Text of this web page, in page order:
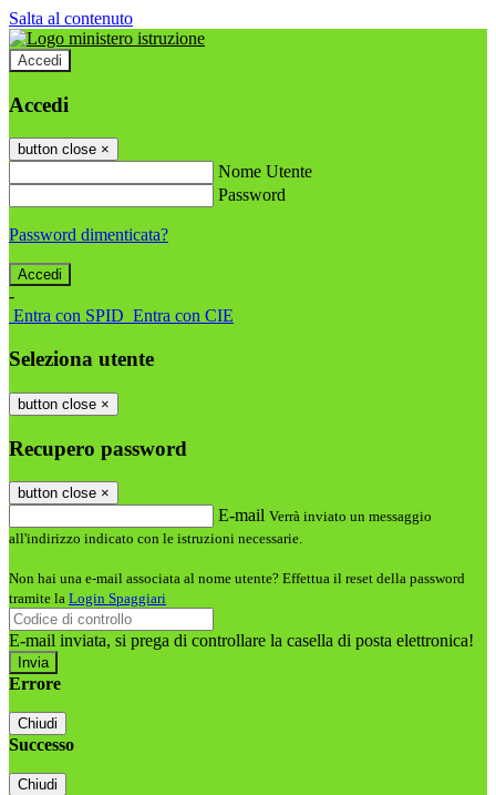
Salta al contenuto
Accedi
Accedi
button close ×
Nome Utente
Password
Password dimenticata?
-
Entra con SPID Entra con CIE
Seleziona utente
button close ×
Recupero password
button close ×
E-mail Verrà inviato un messaggio
all'indirizzo indicato con le istruzioni necessarie.
Non hai una e-mail associata al nome utente? Effettua il reset della password
tramite la Login Spaggiari
E-mail inviata, si prega di controllare la casella di posta elettronica!
Errore
Chiudi
Successo
Chiudi